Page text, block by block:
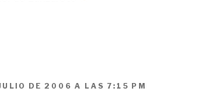
DE 2006 A LAS 7:15 PM